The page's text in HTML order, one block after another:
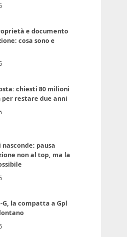
e documento
cosa sono e
chiesti 80 milioni
per restare due anni
nasconde: pausa
non al top, ma la
G, la compatta a Gpl